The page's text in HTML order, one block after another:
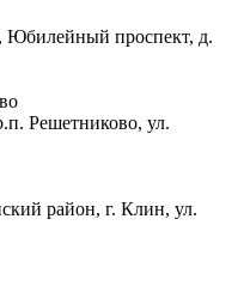
Юбилейный проспект, д.
Решетниково, ул.
район, г. Клин, ул.